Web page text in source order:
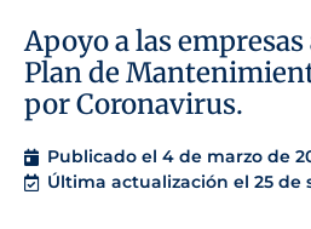
Apoyo a las
Plan de
por Coronavirus.
Publicado el 4 de marzo de
Última actualización el 25 de